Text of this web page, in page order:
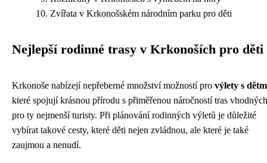
Zvířata v Krkonošském národním parku pro děti
Nejlepší rodinné trasy v Krkonoších pro děti
Krkonoše nabízejí nepřeberné množství možností pro výlety s
které spojují krásnou přírodu s přiměřenou náročností tras
pro ty nejmenší turisty. Při plánování rodinných výletů je důležité
vybírat takové cesty, které děti nejen zvládnou, ale které je také
zaujmou a nenudí.